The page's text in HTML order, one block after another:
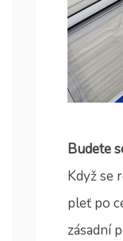
Budete
Když se
pleť po
zásadní